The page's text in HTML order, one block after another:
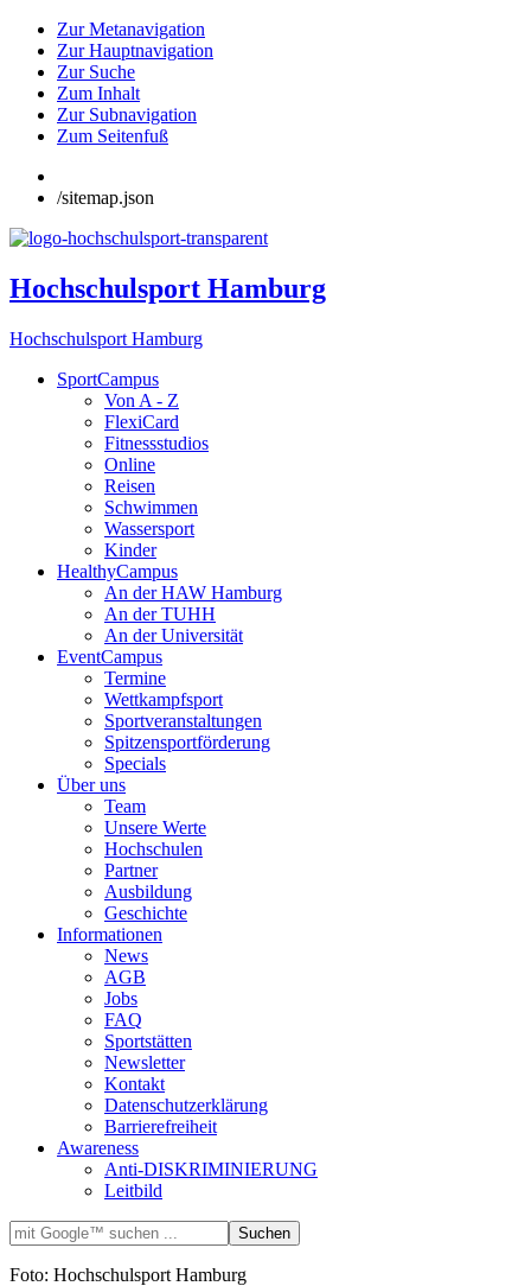
Zur Metanavigation
Zur Hauptnavigation
Zur Suche
Zum Inhalt
Zur Subnavigation
Zum Seitenfuß
/sitemap.json
Hochschulsport Hamburg
Hochschulsport Hamburg
SportCampus
Von A - Z
FlexiCard
Fitnessstudios
Online
Reisen
Schwimmen
Wassersport
Kinder
HealthyCampus
An der HAW Hamburg
An der TUHH
An der Universität
EventCampus
Termine
Wettkampfsport
Sportveranstaltungen
Spitzensportförderung
Specials
Über uns
Team
Unsere Werte
Hochschulen
Partner
Ausbildung
Geschichte
Informationen
News
AGB
Jobs
FAQ
Sportstätten
Newsletter
Kontakt
Datenschutzerklärung
Barrierefreiheit
Awareness
Anti-DISKRIMINIERUNG
Leitbild
Foto: Hochschulsport Hamburg